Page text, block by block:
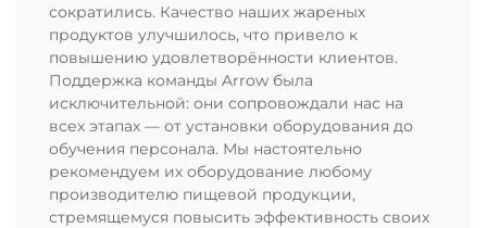
сократились. Качество наших жареных
продуктов улучшилось, что привело к
повышению удовлетворённости клиентов.
Поддержка команды Arrow была
исключительной: они сопровождали нас на
всех этапах — от установки оборудования до
обучения персонала. Мы настоятельно
рекомендуем их оборудование любому
производителю пищевой продукции,
стремящемуся повысить эффективность своих